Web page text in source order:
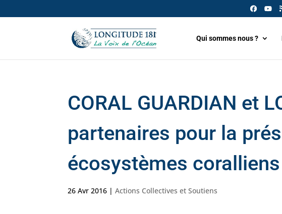
Qui sommes nous ?
CORAL GUARDIAN et
partenaires pour la
écosystèmes coralliens
26 Avr 2016 |Actions Collectives et Soutiens